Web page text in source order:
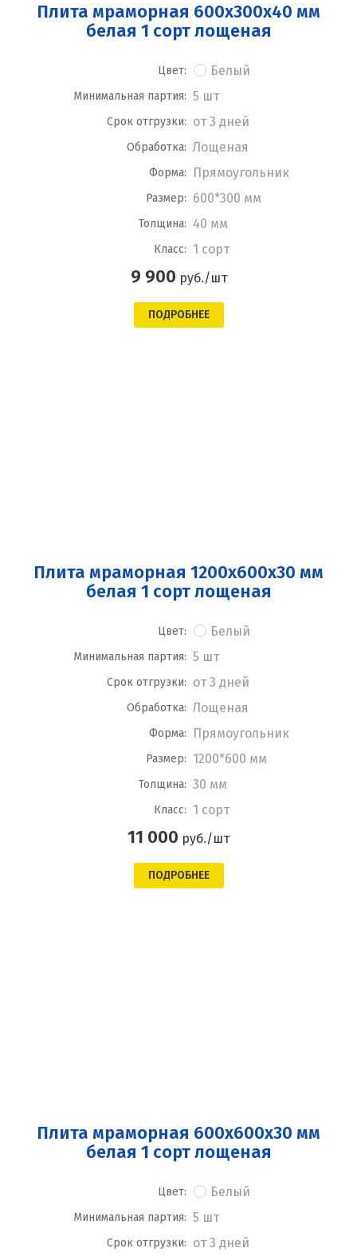
Плита мраморная 600x300x40 мм
белая 1 сорт лощеная
Цвет: Белый
Минимальная партия: 5 шт
Срок отгрузки: от 3 дней
Обработка: Лощеная
Форма: Прямоугольник
Размер: 600*300 мм
Толщина: 40 мм
Класс: 1 сорт
9 900 руб./шт
ПОДРОБНЕЕ
Плита мраморная 1200x600x30 мм
белая 1 сорт лощеная
Цвет: Белый
Минимальная партия: 5 шт
Срок отгрузки: от 3 дней
Обработка: Лощеная
Форма: Прямоугольник
Размер: 1200*600 мм
Толщина: 30 мм
Класс: 1 сорт
11 000 руб./шт
ПОДРОБНЕЕ
Плита мраморная 600x600x30 мм
белая 1 сорт лощеная
Цвет: Белый
Минимальная партия: 5 шт
Срок отгрузки: от 3 дней